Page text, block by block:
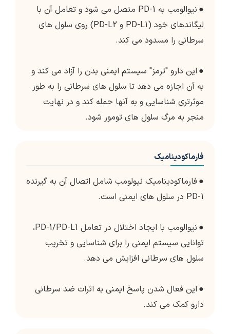
●
نیوالومب به PD-1 متصل می شود و تعامل آن با
لیگاندهای خود (PD-L1 و PD-L2) روی سلول های
سرطانی را مسدود می کند.
● این دارو "ترمز" سیستم ایمنی بدن را آزاد می کند و
به آن اجازه می دهد تا سلول های سرطانی را به طور
موثرتری شناسایی و به آنها حمله کند و در نهایت
منجر به مرگ سلول های تومور شود.
فارماکودینامیک
●فارماکودینامیک نیولومب شامل اتصال آن به گیرنده
PD-1 در سلول های ایمنی است.
●
نیوالومب با ایجاد اختلال در تعامل PD-1/PD-L1،
توانایی سیستم ایمنی را برای شناسایی و تخریب
سلول های سرطانی افزایش می دهد.
● این فعال شدن پاسخ ایمنی به اثرات ضد سرطانی
دارو کمک می کند.